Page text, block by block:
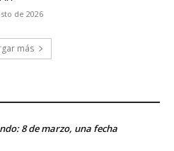
de 2026
más
8 de marzo, una fecha